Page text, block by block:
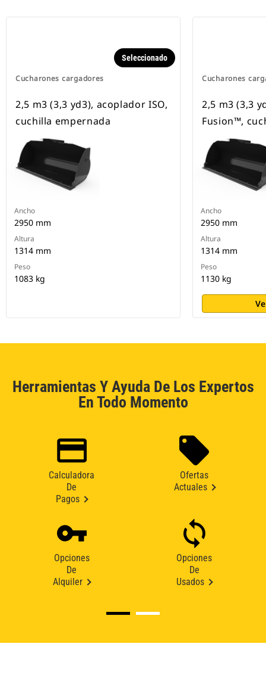
Cucharones cargadores
Seleccionado
2,5 m3 (3,3 yd3), acoplador ISO,
cuchilla empernada
Ancho
2950 mm
Altura
1314 mm
Peso
1083 kg
Cucharones
2,5 m3 (3,3
Fusion™,
Ancho
2950 mm
Altura
1314 mm
Peso
1130 kg
Herramientas Y Ayuda De Los Expertos
En Todo Momento
Calculadora
De
Pagos
Ofertas
Actuales
Opciones
De
Alquiler
Opciones
De
Usados